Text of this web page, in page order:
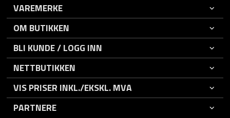
VAREMERKE
OM BUTIKKEN
BLI KUNDE / LOGG INN
NETTBUTIKKEN
VIS PRISER INKL./EKSKL. MVA
PARTNERE